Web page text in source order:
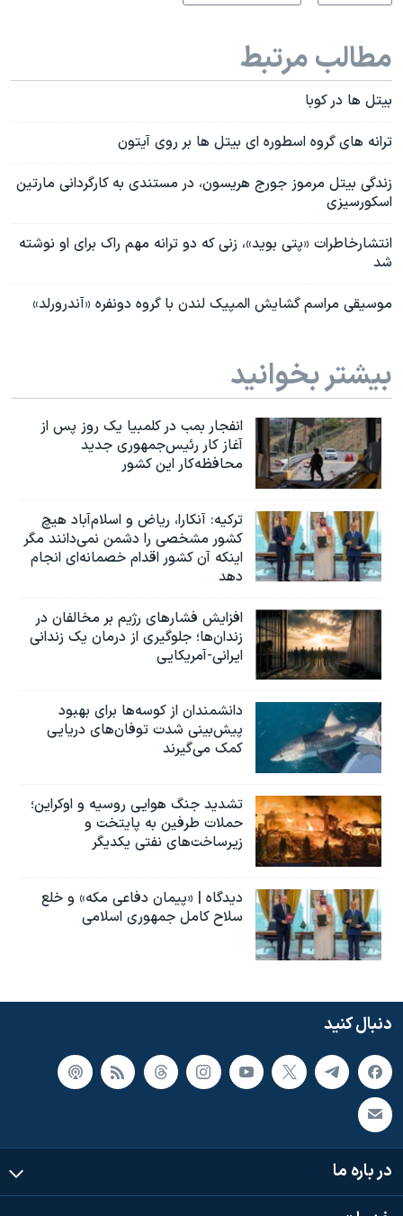
مطالب مرتبط
بیتل ها در کوبا
ترانه های گروه اسطوره ای بیتل ها بر روی آیتون
زندگی بیتل مرموز جورج هریسون، در مستندی به کارگردانی مارتین
اسکورسیزی
انتشارخاطرات «پتی بوید»، زنی که دو ترانه مهم راک برای او نوشته
شد
موسیقی مراسم گشایش المپیک لندن با گروه دونفره «آندرورلد»
بیشتر بخوانید
انفجار بمب‌‌ در کلمبیا یک روز پس از
آغاز کار رئیس‌جمهوری جدید
محافظه‌کار این کشور
ترکیه: آنکارا، ریاض و اسلام‌آباد هیچ
کشور مشخصی را دشمن نمی‌دانند مگر
اینکه آن کشور اقدام خصمانه‌ای انجام
دهد
افزایش فشارهای رژیم بر مخالفان در
زندان‌ها؛ جلوگیری از درمان یک زندانی
ایرانی-آمریکایی
دانشمندان از کوسه‌ها برای بهبود
پیش‌بینی شدت توفان‌های دریایی
کمک می‌گیرند
تشدید جنگ هوایی روسیه و اوکراین؛
حملات طرفین به پایتخت‌ و
زیرساخت‌های نفتی یکدیگر
دیدگاه | «پیمان دفاعی مکه» و خلع
سلاح کامل جمهوری اسلامی
دنبال کنید
در باره ما